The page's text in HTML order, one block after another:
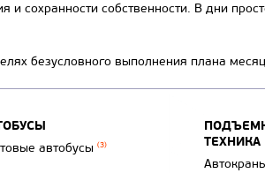
сохранности собственности. В дни
безусловного выполнения плана
автобусы (3)
ТЕХНИКА